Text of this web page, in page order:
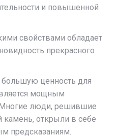
и повышенной
свойствами обладает
прекрасного
большую ценность для
мощным
люди, решившие
открыли в себе
предсказаниям.